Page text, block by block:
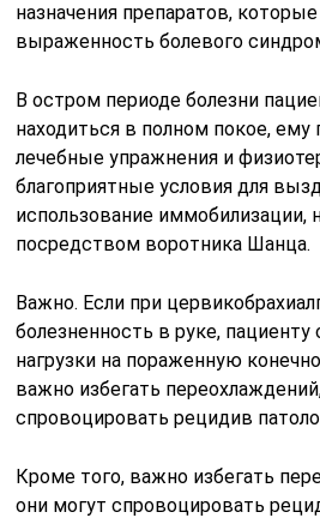
назначения препаратов,
выраженность болевого
В остром периоде болезни
находиться в полном покое, ему
лечебные упражнения и
благоприятные условия для
использование иммобилизации,
посредством воротника Шанца.
Важно. Если при
болезненность в руке, пациенту
нагрузки на пораженную
важно избегать
спровоцировать рецидив
Кроме того, важно избегать
они могут спровоцировать